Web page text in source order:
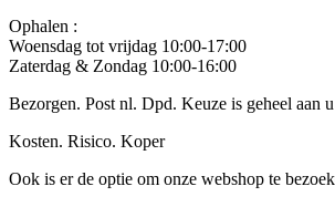
Ophalen :
Woensdag tot vrijdag 10:00-17:00
Zaterdag & Zondag 10:00-16:00
Bezorgen. Post nl. Dpd. Keuze is geheel aan u
Kosten. Risico. Koper
Ook is er de optie om onze webshop te